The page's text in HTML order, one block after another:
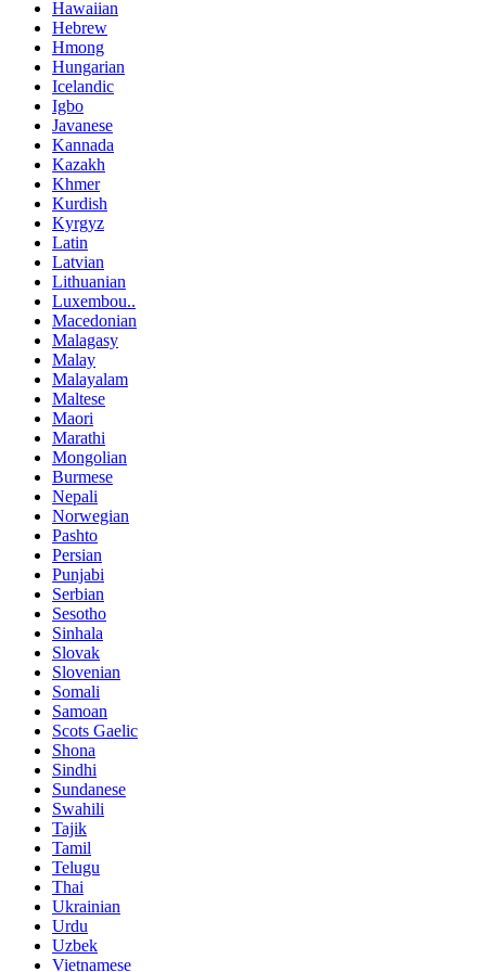
Hawaiian
Hebrew
Hmong
Hungarian
Icelandic
Igbo
Javanese
Kannada
Kazakh
Khmer
Kurdish
Kyrgyz
Latin
Latvian
Lithuanian
Luxembou..
Macedonian
Malagasy
Malay
Malayalam
Maltese
Maori
Marathi
Mongolian
Burmese
Nepali
Norwegian
Pashto
Persian
Punjabi
Serbian
Sesotho
Sinhala
Slovak
Slovenian
Somali
Samoan
Scots Gaelic
Shona
Sindhi
Sundanese
Swahili
Tajik
Tamil
Telugu
Thai
Ukrainian
Urdu
Uzbek
Vietnamese